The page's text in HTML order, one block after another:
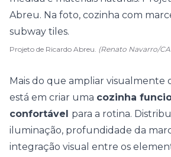
Projeto de Ricardo Abreu. (Renato Navarro/
Mais do que ampliar visualmente
está em criar uma cozinha
confortável para a rotina.
iluminação, profundidade da
integração visual entre os